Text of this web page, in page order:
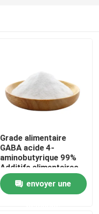
Grade alimentaire
GABA acide 4-
aminobutyrique 99%
Additifs alimentaires
envoyer une